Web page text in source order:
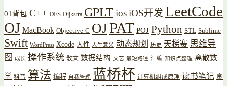
01背包 C++ DFS Dijkstra GPLTiosiOS开发 LeetCode
OJ MacBook Objective-C OJPAT POJ Python STL Sublime
Swift WordPress Xcode 人性 人生意义 动态规划 历史 天梯赛 思维导
图
成长 操作系统 散文 数据结构 文艺 最短路径 汇编 知识点整理 离散数
学 科普 算法 编程 自我管理 蓝桥杯 计算机组成原理 读书笔记 贪